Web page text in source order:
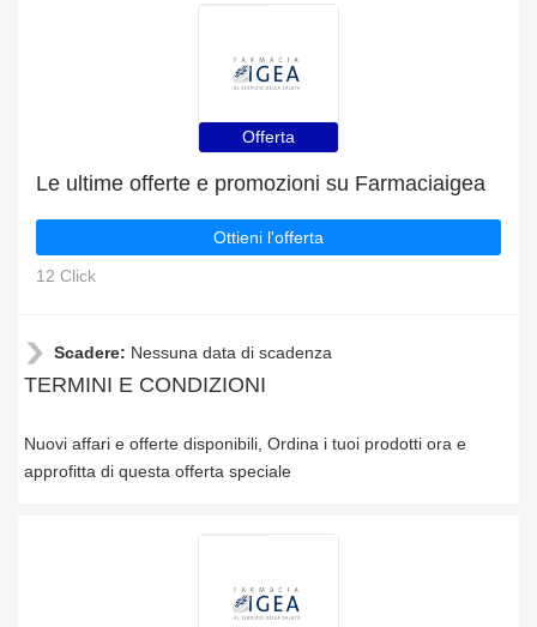
Offerta
Le ultime offerte e promozioni su Farmaciaigea
Ottieni l'offerta
12 Click
Scadere: Nessuna data di scadenza
TERMINI E CONDIZIONI
Nuovi affari e offerte disponibili, Ordina i tuoi prodotti ora e
approfitta di questa offerta speciale